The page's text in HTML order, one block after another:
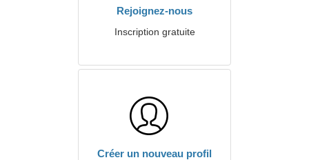
Rejoignez-nous
Inscription gratuite
Créer un nouveau profil